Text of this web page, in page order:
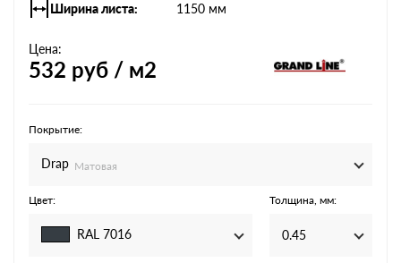
Ширина листа
1150 мм
Цена:
532 руб / м2
Покрытие:
Drap Матовая
Цвет:
RAL 7016
Толщина, мм:
0.45